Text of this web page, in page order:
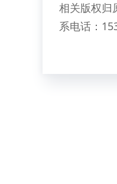
相关版权归
系电话：